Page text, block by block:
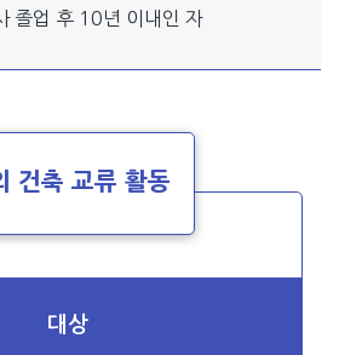
졸업 후 10년 이내인 자
건축 교류 활동
대상